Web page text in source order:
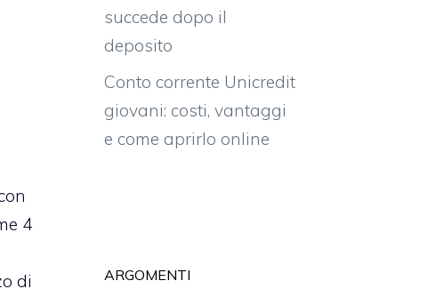
4
di
succede dopo il
deposito
Conto corrente Unicredit
giovani: costi, vantaggi
e come aprirlo online
ARGOMENTI